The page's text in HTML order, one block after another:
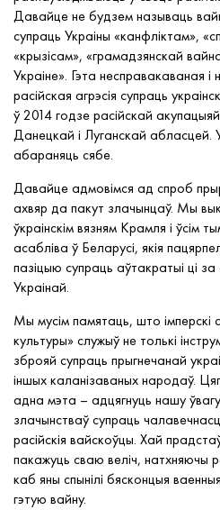
Давайце не будзем называць
супраць Украіны «канфліктам»,
«крызісам», «грамадзянскай
Украіне». Гэта несправакаваная
расійская агрэсія супраць
ў 2014 годзе расійскай
Данецкай і Луганскай абласцей.
абараняць сябе.
Давайце адмовімся ад спроб
ахвяр да пакут злачынцаў. Мы
ўкраінскім вязням Крамля і ўсім
асабліва ў Беларусі, якія
пазіцыю супраць аўтакратыі ці
Украінай.
Мы мусім памятаць, што імперскі
культуры» служыў не толькі
зброяй супраць прыгнечанай
іншых каланізаваных народаў.
адна мэта – адцягнуць нашу
злачынстваў супраць
расійскія вайскоўцы. Хай
пакажуць сваю веліч, натхняючы
каб яны спынілі бясконцыя
гэтую вайну.